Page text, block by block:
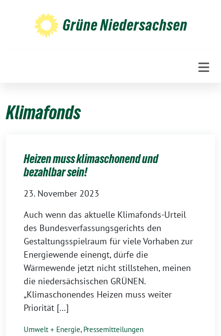
Grüne Niedersachsen
Klimafonds
Heizen muss klimaschonend und
bezahlbar sein!
23. November 2023
Auch wenn das aktuelle Klimafonds-Urteil
des Bundesverfassungsgerichts den
Gestaltungsspielraum für viele Vorhaben zur
Energiewende einengt, dürfe die
Wärmewende jetzt nicht stillstehen, meinen
die niedersächsischen GRÜNEN.
„Klimaschonendes Heizen muss weiter
Priorität […]
Umwelt + Energie, Pressemitteilungen